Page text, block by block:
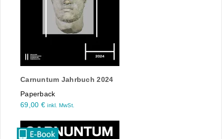
Carnuntum Jahrbuch 2024
Paperback
69,00 € inkl. MwSt.